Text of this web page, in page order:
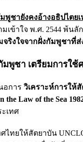
พูชายังคงอ้างอธิปไตย
เข้าใจ พ.ศ. 2544 พ้น
ริงใจจากฝั่งกัมพูชาที่
มพูชา เตรียมการใช้
อการ วิเคราะห์การให้
the Law of the Sea
เทศ
ไทยให้สัตยาบัน